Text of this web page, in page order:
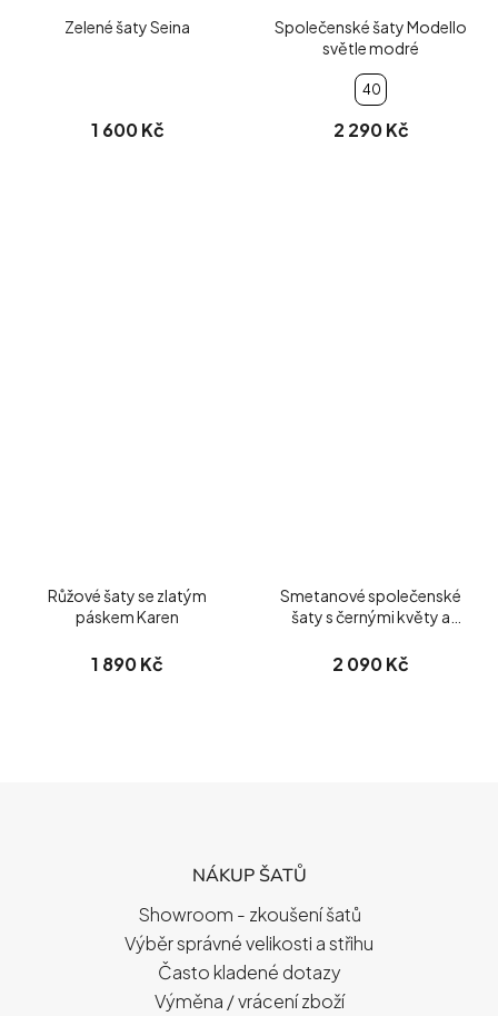
Zelené šaty Seina
1 600 Kč
Společenské šaty Modello
světle modré
40
2 290 Kč
Růžové šaty se zlatým
páskem Karen
1 890 Kč
Smetanové společenské
šaty s černými květy a
2 090 Kč
NÁKUP ŠATŮ
Showroom - zkoušení šatů
Výběr správné velikosti a střihu
Často kladené dotazy
Výměna / vrácení zboží